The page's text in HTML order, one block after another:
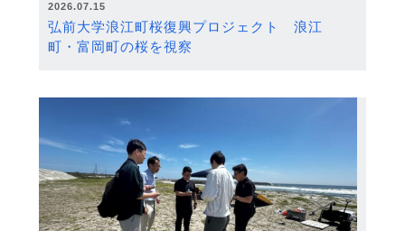
2026.07.15
弘前大学浪江町桜復興プロジェクト 浪江
町・富岡町の桜を視察